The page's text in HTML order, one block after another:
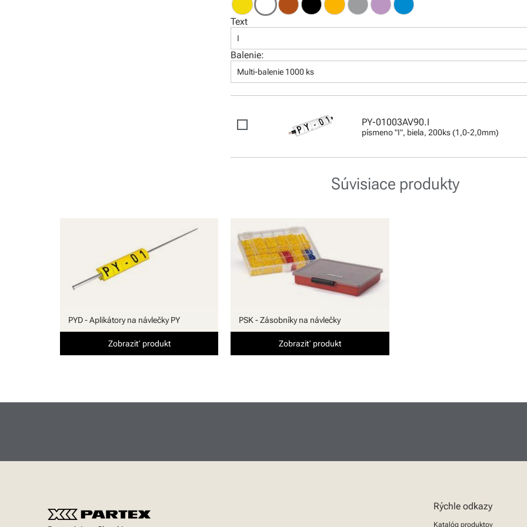
Text
I
Balenie:
Multi-balenie 1000 ks
PY-01003AV90.I
písmeno "I", biela, 200ks (1,0-2,0mm)
Súvisiace produkty
PYD - Aplikátory na návlečky PY
Zobraziť produkt
PSK - Zásobníky na návlečky
Zobraziť produkt
Rýchle odkazy
Katalóg produktov